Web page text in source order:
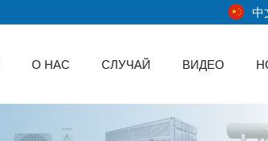
中
О НАС СЛУЧАЙ ВИДЕО